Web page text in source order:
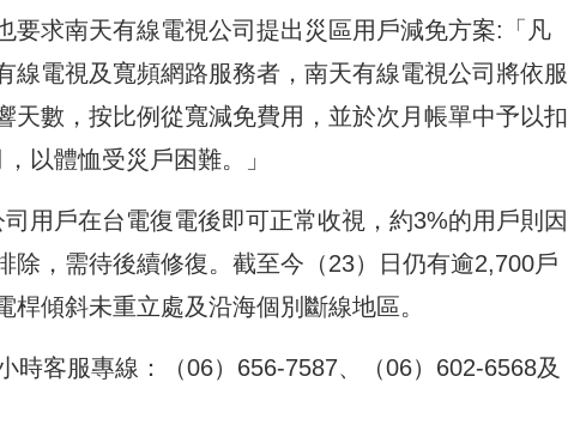
要求南天有線電視公司提出災區用戶減免方案:「凡
線電視及寬頻網路服務者，南天有線電視公司將依服
天數，按比例從寬減免費用，並於次月帳單中予以扣
以體恤受災戶困難。」
用戶在台電復電後即可正常收視，約3%的用戶則因
除，需待後續修復。截至今（23）日仍有逾2,700戶
傾斜未重立處及沿海個別斷線地區。
時客服專線：（06）656-7587、（06）602-6568及